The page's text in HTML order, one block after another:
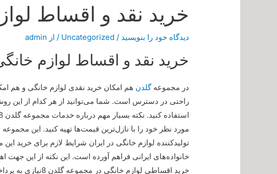
خرید نقد و اقساط
دیدگاه‌ خود را بنویسید /
Uncategorized / از admin
خرید نقد و اقساط لوازم
در مجموعهگلدن هم امکان خرید نقدی لوازم خانگی و هم
راحتی در دسترس است. شما می‌توانید از هر کدام از این
مورد نظر خود را با نازل‌ترین قیمت‌ها تهیه کنید. این
تولیدکننده لوازم خانگی در ایران شرایط لازم برای خرید
خانواده‌های ایرانی فراهم آورده است. این نکته از این جهت
خرید اقساطی لوازم